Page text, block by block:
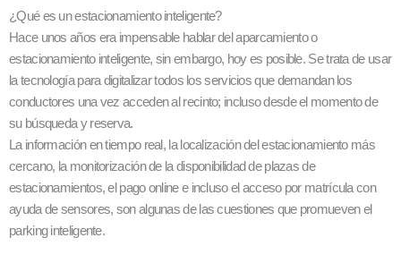
¿Qué es un estacionamiento inteligente?
Hace unos años era impensable hablar del aparcamiento o
estacionamiento inteligente, sin embargo, hoy es posible. Se trata de usar
la tecnología para digitalizar todos los servicios que demandan los
conductores una vez acceden al recinto; incluso desde el momento de
su búsqueda y reserva.
La información en tiempo real, la localización del estacionamiento más
cercano, la monitorización de la disponibilidad de plazas de
estacionamientos, el pago online e incluso el acceso por matrícula con
ayuda de sensores, son algunas de las cuestiones que promueven el
parking inteligente.